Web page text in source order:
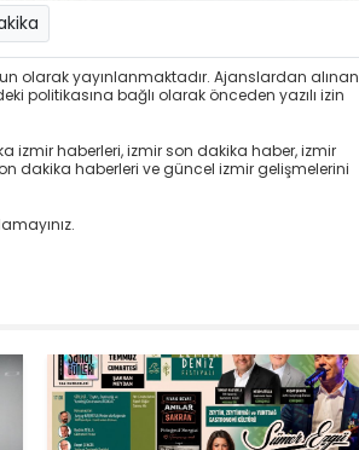
olarak yayınlanmaktadır. Ajanslardan alınan
politikasına bağlı olarak önceden yazılı izin
izmir haberleri, izmir son dakika haber, izmir
dakika haberleri ve güncel izmir gelişmelerini